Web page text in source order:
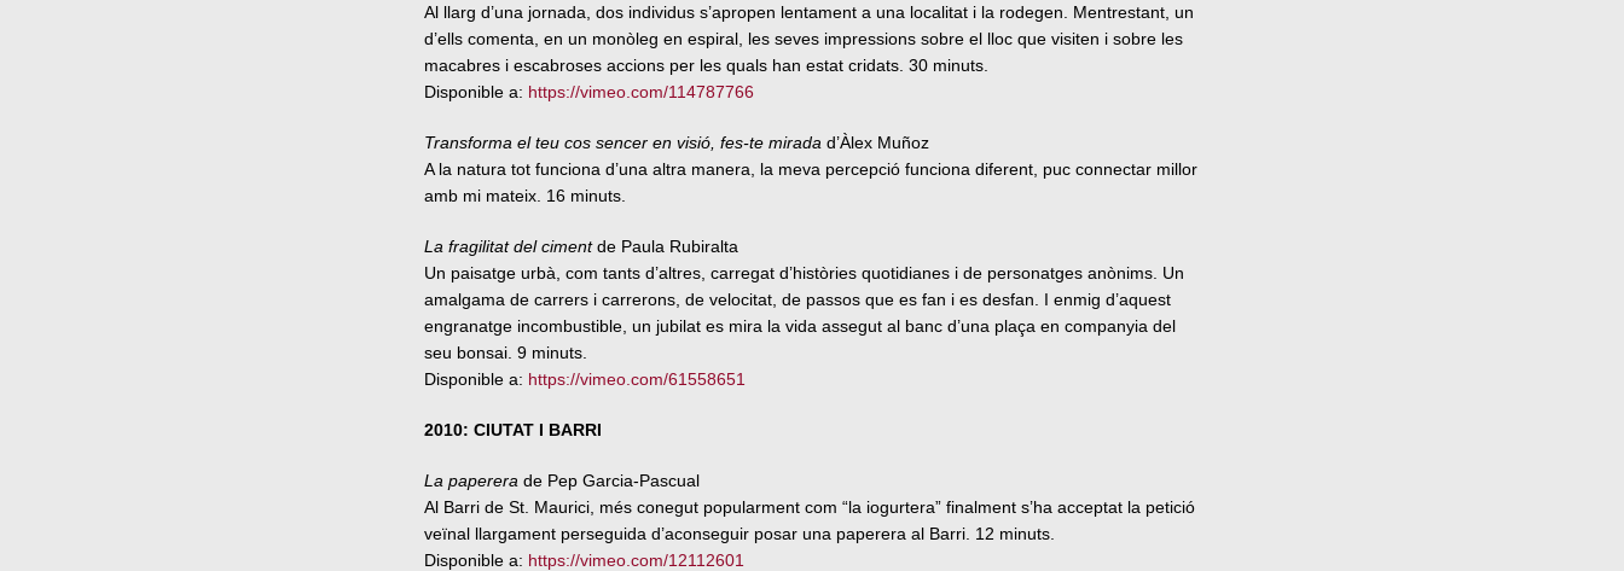
Al llarg d’una jornada, dos individus s’apropen lentament a una localitat i la rodegen. Mentrestant, un
d’ells comenta, en un monòleg en espiral, les seves impressions sobre el lloc que visiten i sobre les
macabres i escabroses accions per les quals han estat cridats. 30 minuts.
Disponible a: https://vimeo.com/114787766
Transforma el teu cos sencer en visió, fes-te mirada d’Àlex Muñoz
A la natura tot funciona d’una altra manera, la meva percepció funciona diferent, puc connectar millor
amb mi mateix. 16 minuts.
La fragilitat del cimentde Paula Rubiralta
Un paisatge urbà, com tants d’altres, carregat d’històries quotidianes i de personatges anònims. Un
amalgama de carrers i carrerons, de velocitat, de passos que es fan i es desfan. I enmig d’aquest
engranatge incombustible, un jubilat es mira la vida assegut al banc d’una plaça en companyia del
seu bonsai. 9 minuts.
Disponible a: https://vimeo.com/61558651
2010: CIUTAT I BARRI
La paperera de Pep Garcia-Pascual
Al Barri de St. Maurici, més conegut popularment com “la iogurtera” finalment s’ha acceptat la petició
veïnal llargament perseguida d’aconseguir posar una paperera al Barri. 12 minuts.
Disponible a: https://vimeo.com/12112601